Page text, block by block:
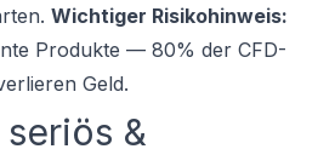
Wichtiger Risikohinweis:
Produkte — 80% der CFD-
Geld.
&